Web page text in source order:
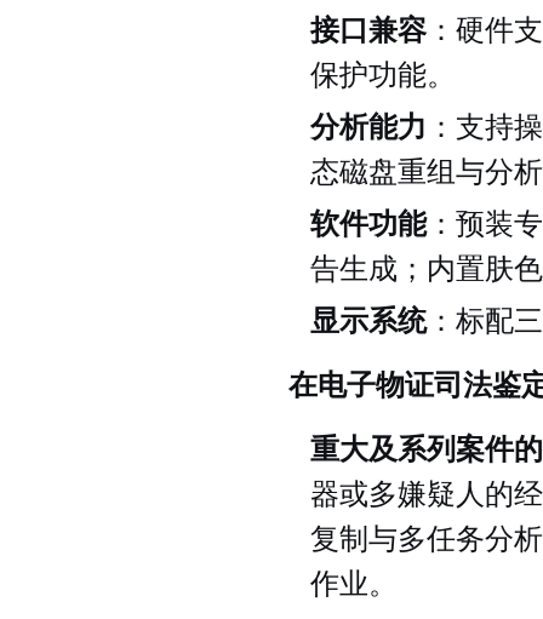
接口兼容 ：硬件
保护功能。
分析能力 ：支持
态磁盘重组与分
软件功能：预装
告生成；内置肤
显示系统：标配
在电子物证司法鉴
重大及系列案件
器或多嫌疑人的
复制与多任务分
作业。